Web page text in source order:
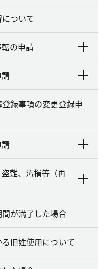
ついて
の申請
録事項の変更登録申
難、汚損等（再
が満了した場合
旧姓使用について